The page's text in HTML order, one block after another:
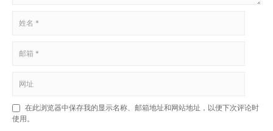
在此浏览器中保存我的显示名称、邮箱地址和网站地址，以便下次评论时
使用。